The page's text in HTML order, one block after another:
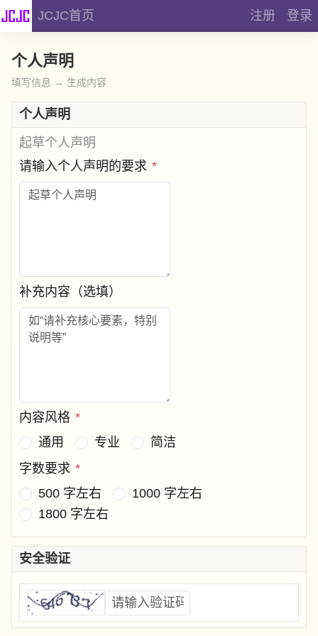
JCJC首页 注册 登录
个人声明
填写信息 → 生成内容
个人声明
起草个人声明
请输入个人声明的要求 *
补充内容（选填）
内容风格 *
通用
专业
简洁
字数要求 *
500 字左右
1000 字左右
1800 字左右
安全验证